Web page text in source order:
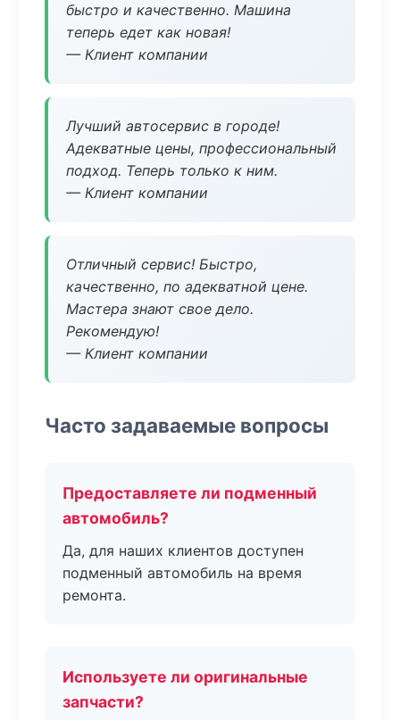
быстро и качественно. Машина
теперь едет как новая!
— Клиент компании
Лучший автосервис в городе!
Адекватные цены, профессиональный
подход. Теперь только к ним.
— Клиент компании
Отличный сервис! Быстро,
качественно, по адекватной цене.
Мастера знают свое дело.
Рекомендую!
— Клиент компании
Часто задаваемые вопросы
Предоставляете ли подменный
автомобиль?
Да, для наших клиентов доступен
подменный автомобиль на время
ремонта.
Используете ли оригинальные
запчасти?